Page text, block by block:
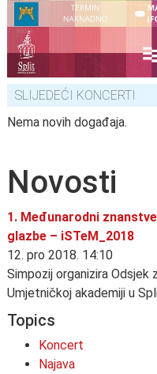
SLIJEDEĆI KONCERTI
Nema novih događaja.
Novosti
1. Međunarodni
glazbe – iSTeM_2018
12. pro 2018. 14:10
Simpozij organizira Odsjek
Umjetničkoj akademiji u
Topics
Koncert
Najava